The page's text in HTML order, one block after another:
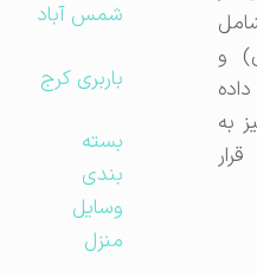
شمس آباد
باربری کرج
بسته
بندی
وسایل
منزل